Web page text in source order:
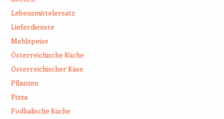
Lebensmittelersatz
Lieferdienste
Mehlspeise
Österreichische Küche
Österreichischer Käse
Pflanzen
Pizza
Podhalische Küche